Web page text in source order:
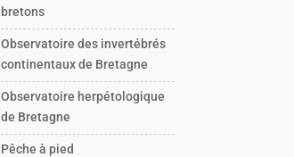
bretons
Observatoire des invertébrés
continentaux de Bretagne
Observatoire herpétologique
de Bretagne
Pêche à pied